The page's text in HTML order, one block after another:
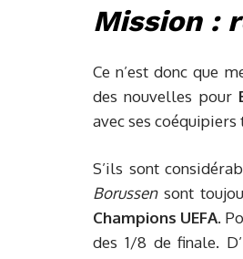
Mission :
Ce n’est donc que
des nouvelles pour
avec ses
S’ils sont
Borussen sont
Champions UEFA.
des 1/8 de finale.